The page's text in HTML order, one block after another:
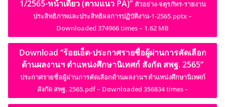
1/2565-หน้าเดียว (ตามแนว PA)” ตัวอย่าง-จตุรภัทร-รายงาน
ประสิทธิภาพและประสิทธิผลการปฏิบัติงาน-1-2565.pptx –
Downloaded 374966 times – 1.62 MB
Download “ร้อยเอ็ด-ประกาศรายชื่อผู้ผ่านการคัดเลือก
ด้านผลงานฯ ตำแหน่งศึกษานิเทศก์ สังกัด สพฐ. 2565”
ประกาศรายชื่อผู้ผ่านการคัดเลือกด้านผลงานฯ ตำแหน่งศึกษานิเทศก์
สังกัด สพฐ. 2565.pdf – Downloaded 356834 times –